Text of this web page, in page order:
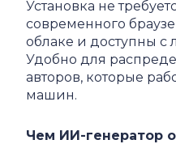
Установка не
современного
облаке и доступны с
Удобно для
авторов, которые
машин.
Чем ИИ-генератор